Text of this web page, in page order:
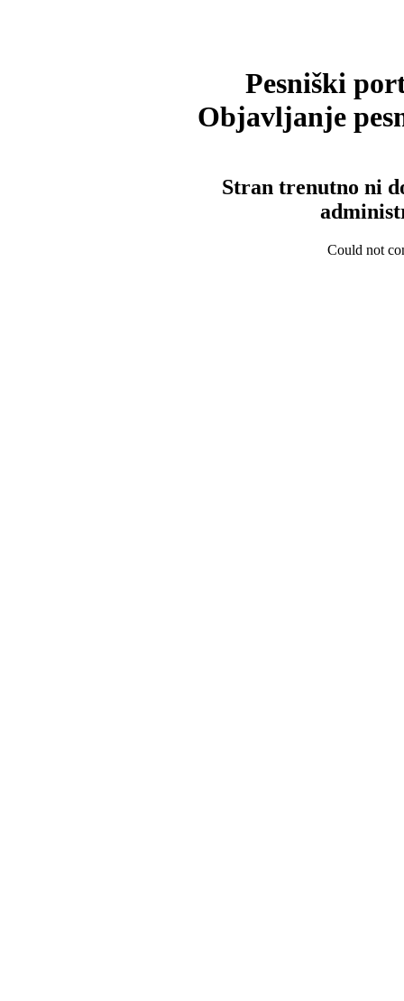
Pesniški
Objavljanje
Stran trenutno ni
Could not